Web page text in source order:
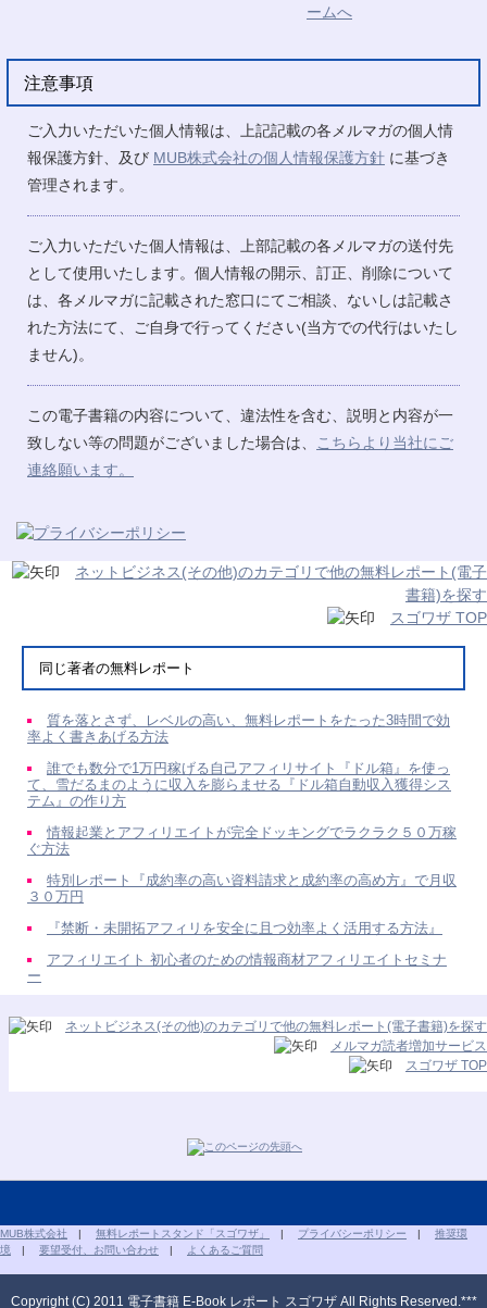
注意事項
ご入力いただいた個人情報は、上記記載の各メルマガの個人情
報保護方針、及び MUB株式会社の個人情報保護方針 に基づき
管理されます。
ご入力いただいた個人情報は、上部記載の各メルマガの送付先
として使用いたします。個人情報の開示、訂正、削除について
は、各メルマガに記載された窓口にてご相談、ないしは記載さ
れた方法にて、ご自身で行ってください(当方での代行はいたし
ません)。
この電子書籍の内容について、違法性を含む、説明と内容が一
致しない等の問題がございました場合は、
こちらより当社にご
連絡願います。
ネットビジネス(その他)のカテゴリで他の無料レポート(電子
書籍)を探す
スゴワザ TOP
同じ著者の無料レポート
質を落とさず、レベルの高い、無料レポートをたった3時間で効
率よく書きあげる方法
誰でも数分で1万円稼げる自己アフィリサイト『ドル箱』を使っ
て、雪だるまのように収入を膨らませる『ドル箱自動収入獲得シス
テム』の作り方
情報起業とアフィリエイトが完全ドッキングでラクラク５０万稼
ぐ方法
特別レポート『成約率の高い資料請求と成約率の高め方』で月収
３０万円
『禁断・未開拓アフィリを安全に且つ効率よく活用する方法』
アフィリエイト 初心者のための情報商材アフィリエイトセミナ
ー
ネットビジネス(その他)のカテゴリで他の無料レポート(電子書籍)を探す
メルマガ読者増加サービス
スゴワザ TOP
MUB株式会社 | 無料レポートスタンド「スゴワザ」 | プライバシーポリシー | 推奨環
境 | 要望受付、お問い合わせ | よくあるご質問
Copyright (C) 2011 電子書籍 E-Book レポート スゴワザ All Rights Reserved.***